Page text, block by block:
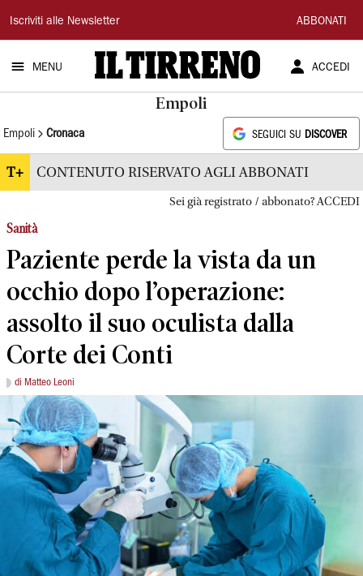
Il
Tirreno
Iscriviti alle Newsletter ABBONATI
MENU ACCEDI
Empoli
Empoli Cronaca SEGUICI SU DISCOVER
T+ CONTENUTO RISERVATO AGLI ABBONATI
Sei già registrato / abbonato? ACCEDI
Sanità
Paziente perde la vista da un
occhio dopo l’operazione:
assolto il suo oculista dalla
Corte dei Conti
di Matteo Leoni